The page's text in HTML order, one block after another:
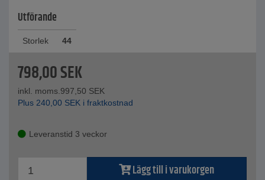
Utförande
Storlek 44
798,00SEK
inkl. moms.997,50 SEK
Plus 240,00 SEK i fraktkostnad
Leveranstid 3 veckor
Lägg till i varukorgen